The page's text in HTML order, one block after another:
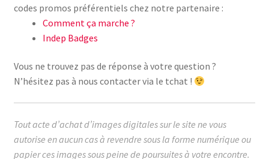
codes promos préférentiels chez notre partenaire :
Comment ça marche ?
Indep Badges
Vous ne trouvez pas de réponse à votre question ?
N’hésitez pas à nous contacter via le tchat !
Tout acte d’achat d’images digitales sur le site ne vous
autorise en aucun cas à revendre sous la forme numérique ou
papier ces images sous peine de poursuites à votre encontre.